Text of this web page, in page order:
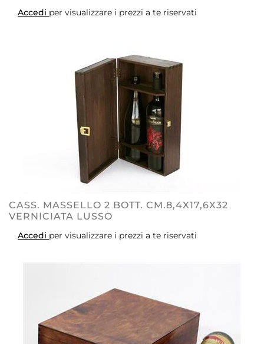
Accedi per visualizzare i prezzi a te riservati
CASS. MASSELLO 2 BOTT. CM.8,4X17,6X32
VERNICIATA LUSSO
Accedi per visualizzare i prezzi a te riservati